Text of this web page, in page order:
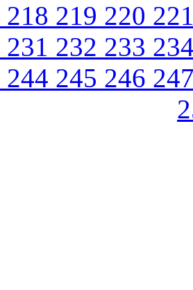
218 219 220
231 232 233
244 245 246